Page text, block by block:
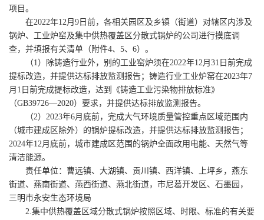
项目。
在2022年12月9日前，各相关园区及乡镇（街道）对辖区内涉及
锅炉、工业炉窑及集中供热覆盖区分散式锅炉的公司进行摸底调
查，并填报有关清单（附件4、5、6）。
（1）除铸造行业外，别的工业窑炉须在2022年12月31日前完成
提标改造，并提供达标排放监测报告；铸造行业工业炉窑在2023年7
月1日前完成提标改造，达到《铸造工业污染物排放标准》
（GB39726—2020）要求，并提供达标排放监测报告。
（2）2023年6月底前，完成大气环境质量管控重点区域范围内
（城市建成区除外）的锅炉提标改造，并提供达标排放监测报告；
2024年12月底前，城市建成区范围的锅炉全面改用电能、天然气等
清洁能源。
责任单位：曹远镇、大湖镇、贡川镇、西洋镇、上坪乡，燕东
街道、燕南街道、燕西街道、燕北街道，市尼葛开发区、石墨园，
三明市永安生态环境局
2.集中供热覆盖区域分散式锅炉按照区域、时限、标准的有关要